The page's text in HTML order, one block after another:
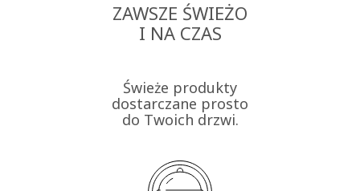
ZAWSZE ŚWIEŻO
I NA CZAS
Świeże produkty
dostarczane prosto
do Twoich drzwi.